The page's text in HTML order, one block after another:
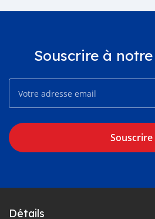
Souscrire à
Souscrire
Détails